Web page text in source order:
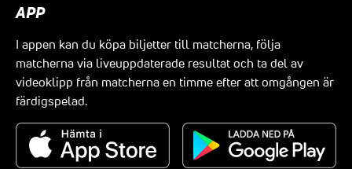
APP
I appen kan du köpa biljetter till matcherna, följa
matcherna via liveuppdaterade resultat och ta del av
videoklipp från matcherna en timme efter att omgången är
färdigspelad.